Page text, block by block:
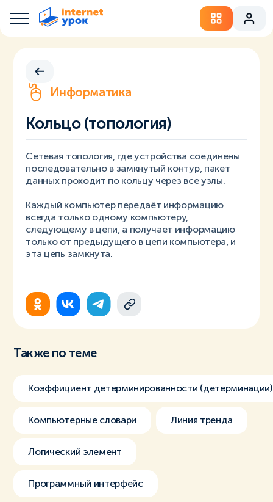
Информатика
Кольцо (топология)
Сетевая топология, где устройства соединены
последовательно в замкнутый контур, пакет
данных проходит по кольцу через все узлы.
Каждый компьютер передаёт информацию
всегда только одному компьютеру,
следующему в цепи, а получает информацию
только от предыдущего в цепи компьютера, и
эта цепь замкнута.
Также по теме
Коэффициент детерминированности (детерминации)
Компьютерные словари Линия тренда
Логический элемент
Программный интерфейс